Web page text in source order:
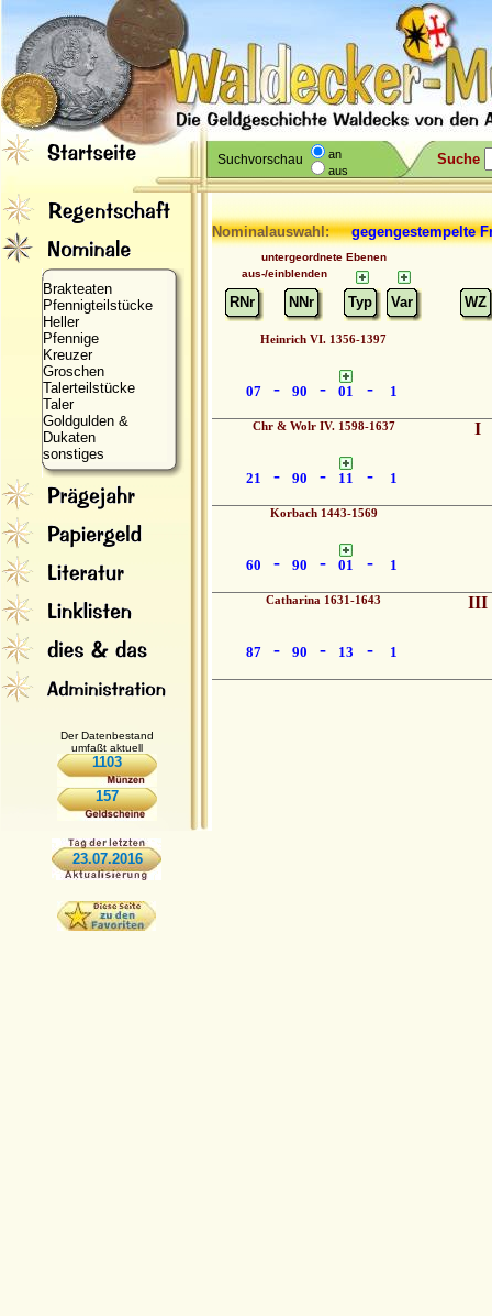
Suchvorschau
an
aus
Suche
Brakteaten
Pfennigteilstücke
Heller
Pfennige
Kreuzer
Groschen
Talerteilstücke
Taler
Goldgulden &
Dukaten
sonstiges
Der Datenbestand
umfaßt aktuell
1103
157
23.07.2016
Nominalauswahl:
untergeordnete Ebenen
aus-/einblenden
RNr NNr Typ Var WZ
Heinrich VI. 1356-1397
07 - 90 - 01 - 1
Chr & Wolr IV. 1598-1637
21 - 90 - 11 - 1
I
Korbach 1443-1569
60 - 90 - 01 - 1
Catharina 1631-1643
87 - 90 - 13 - 1
III